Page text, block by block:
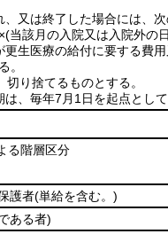
又は終了した場合には、
(当該月の入院又は入院外の
生医療の給付に要する費
。
り捨てるものとする。
、毎年7月1日を起点として
る階層区分
護者(単給を含む。)
ある者)